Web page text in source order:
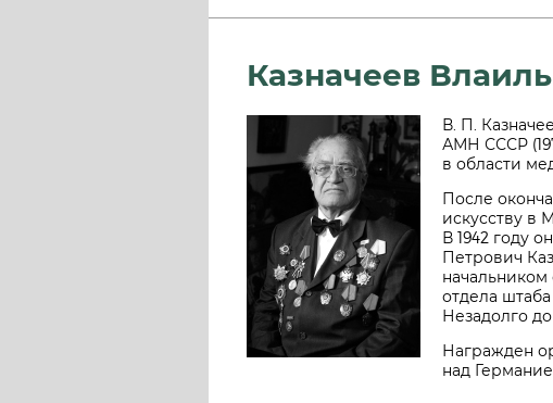
Казначеев
В. П.
АМН СССР
в области
После
искусству в
В 1942 году
Петрович
отдела
Незадолго
Награжден
над